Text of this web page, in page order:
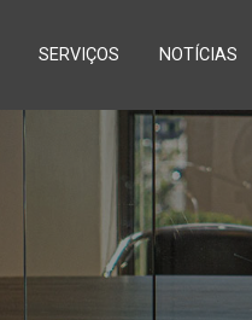
SERVIÇOS NOTÍCIAS